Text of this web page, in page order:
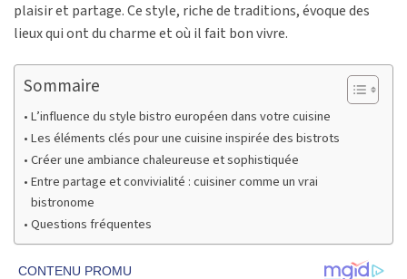
plaisir et partage. Ce style, riche de traditions, évoque des
lieux qui ont du charme et où il fait bon vivre.
Sommaire
L’influence du style bistro européen dans votre cuisine
Les éléments clés pour une cuisine inspirée des bistrots
Créer une ambiance chaleureuse et sophistiquée
Entre partage et convivialité : cuisiner comme un vrai
bistronome
Questions fréquentes